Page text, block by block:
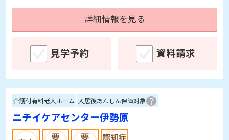
詳細情報を見る
見学予約 資料請求
介護付有料老人ホーム 入居後あんしん保障対象
ニチイケアセンター伊勢原